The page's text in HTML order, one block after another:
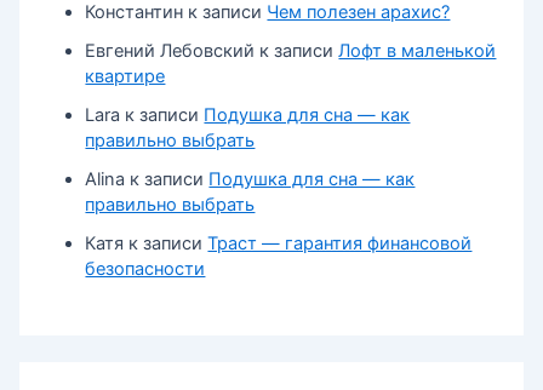
Константин к записи Чем полезен арахис?
Евгений Лебовский к записиЛофт в маленькой
квартире
Lara к записи Подушка для сна — как
правильно выбрать
Alina к записи Подушка для сна — как
правильно выбрать
Катя к записиТраст — гарантия финансовой
безопасности